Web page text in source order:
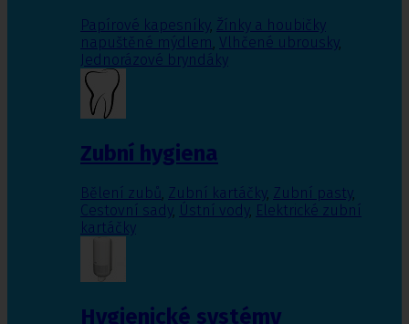
Papírové kapesníky, Žínky a houbičky
napuštěné mýdlem, Vlhčené ubrousky,
Jednorázové bryndáky
Zubní hygiena
Bělení zubů, Zubní kartáčky, Zubní pasty,
Cestovní sady, Ústní vody, Elektrické zubní
kartáčky
Hygienické systémy